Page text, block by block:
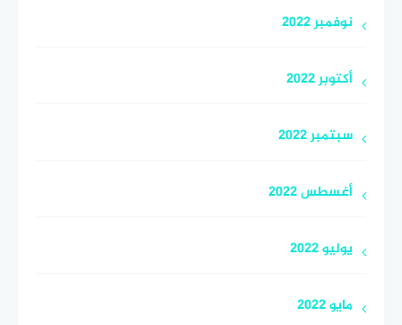
نوفمبر 2022
أكتوبر 2022
سبتمبر 2022
أغسطس 2022
يوليو 2022
مايو 2022